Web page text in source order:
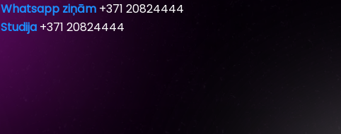
Whatsapp ziņām +371 20824444
Studija +371 20824444